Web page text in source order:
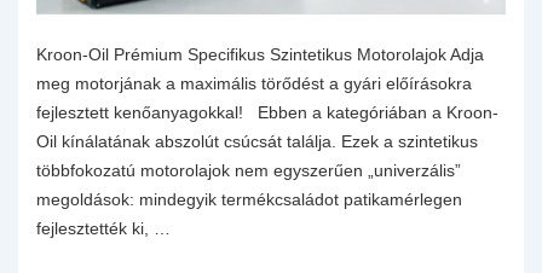
Kroon-Oil Prémium Specifikus Szintetikus Motorolajok Adja
meg motorjának a maximális törődést a gyári előírásokra
fejlesztett kenőanyagokkal! Ebben a kategóriában a Kroon-
Oil kínálatának abszolút csúcsát találja. Ezek a szintetikus
többfokozatú motorolajok nem egyszerűen „univerzális”
megoldások: mindegyik termékcsaládot patikamérlegen
fejlesztették ki, …